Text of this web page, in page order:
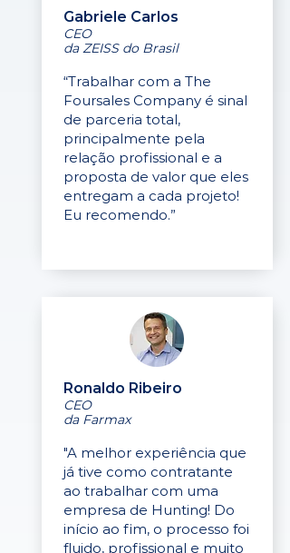
Gabriele Carlos
CEO
da ZEISS do Brasil
“Trabalhar com a The
Foursales Company é sinal
de parceria total,
principalmente pela
relação profissional e a
proposta de valor que eles
entregam a cada projeto!
Eu recomendo.”
Ronaldo Ribeiro
CEO
da Farmax
"A melhor experiência que
já tive como contratante
ao trabalhar com uma
empresa de Hunting! Do
início ao fim, o processo foi
fluido, profissional e muito